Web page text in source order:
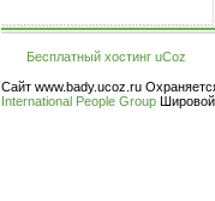
Бесплатный хостинг uCoz
Сайт www.bady.ucoz.ru
International People Group Шировой